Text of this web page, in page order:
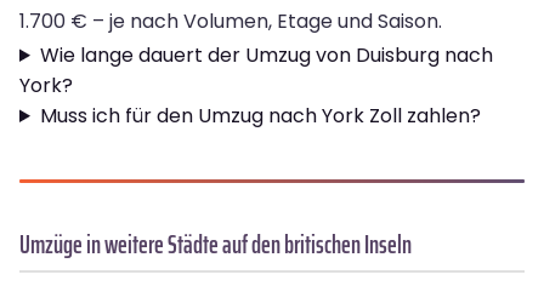
1.700 € – je nach Volumen, Etage und Saison.
Wie lange dauert der Umzug von Duisburg nach
York?
Muss ich für den Umzug nach York Zoll zahlen?
Umzüge in weitere Städte auf den britischen Inseln